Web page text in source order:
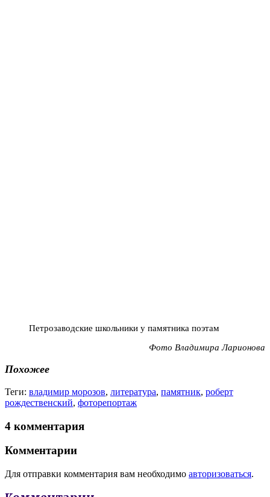
Петрозаводские школьники у памятника поэтам
Фото Владимира Ларионова
Похожее
Теги: владимир морозов, литература, памятник, роберт
рождественский, фоторепортаж
4 комментария
Комментарии
Для отправки комментария вам необходимо авторизоваться.